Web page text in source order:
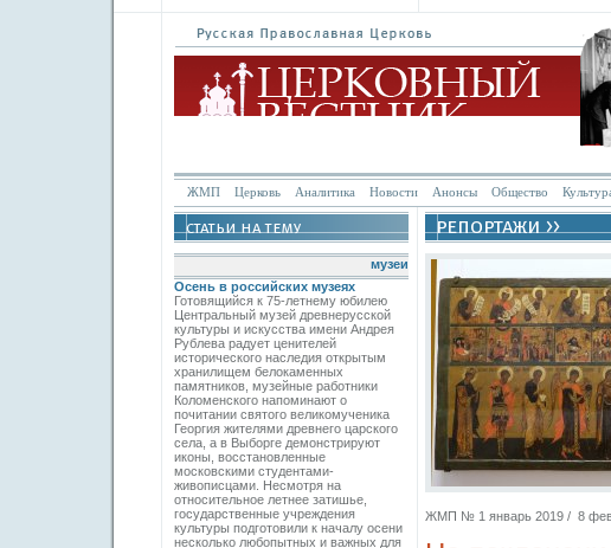
ЖМП Церковь Аналитика Новости Анонсы Общество
музеи
Осень в российских музеях
Готовящийся к 75-летнему юбилею
Центральный музей древнерусской
культуры и искусства имени Андрея
Рублева радует ценителей
исторического наследия открытым
хранилищем белокаменных
памятников, музейные работники
Коломенского напоминают о
почитании святого великомученика
Георгия жителями древнего царского
села, а в Выборге демонстрируют
иконы, восстановленные
московскими студентами-
живописцами. Несмотря на
относительное летнее затишье,
государственные учреждения
культуры подготовили к началу осени
несколько любопытных и важных для
ЖМП № 1 январь 2019 / 8